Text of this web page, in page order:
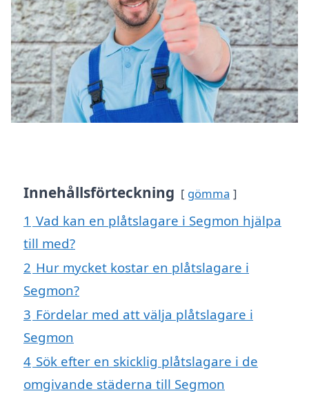
Innehållsförteckning gömma
1 Vad kan en plåtslagare i Segmon hjälpa
till med?
2 Hur mycket kostar en plåtslagare i
Segmon?
3 Fördelar med att välja plåtslagare i
Segmon
4 Sök efter en skicklig plåtslagare i de
omgivande städerna till Segmon